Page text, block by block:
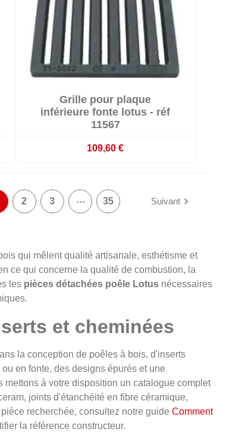
Délai 3-4 semaines
Grille pour plaque
inférieure fonte lotus - réf
11567
109,60 €
2 3 … 35 Suivant
qui mêlent qualité artisanale, esthétisme et
ce qui concerne la qualité de combustion, la
les pièces détachées poêle Lotus nécessaires
et cheminées
la conception de poêles à bois, d'inserts
en fonte, des designs épurés et une
à votre disposition un catalogue complet
joints d'étanchéité en fibre céramique,
recherchée, consultez notre guide Comment
la référence constructeur.